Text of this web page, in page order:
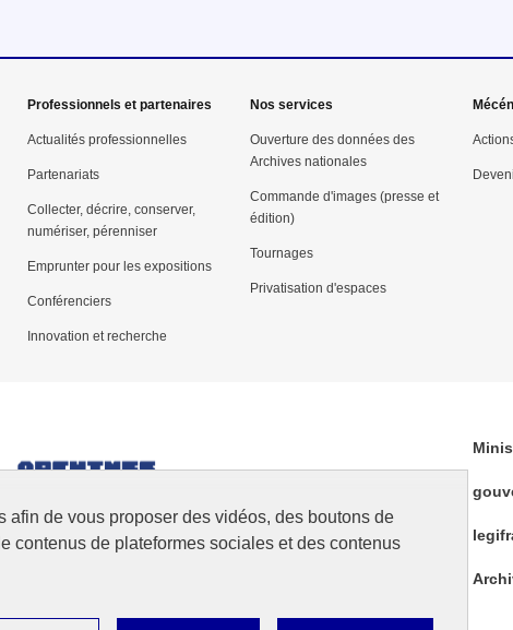
afin de vous proposer des vidéos, des boutons de
contenus de plateformes sociales et des contenus
Professionnels et partenaires
Actualités professionnelles
Partenariats
Collecter, décrire, conserver,
numériser, pérenniser
Emprunter pour les expositions
Conférenciers
Innovation et recherche
Nos services
Ouverture des données des
Archives nationales
Commande d'images (presse et
édition)
Tournages
Privatisation d'espaces